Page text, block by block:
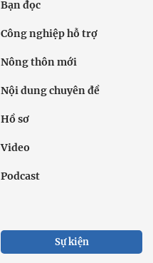
Bạn đọc
Công nghiệp hỗ trợ
Nông thôn mới
Nội dung chuyên đề
Hồ sơ
Video
Podcast
Sự kiện